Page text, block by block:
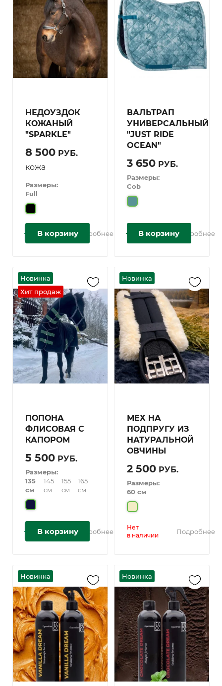
НЕДОУЗДОК
КОЖАНЫЙ
"SPARKLE"
8 500 РУБ.
кожа
Размеры:
Full
В корзинуПодробнее
ВАЛЬТРАП
УНИВЕРСАЛЬНЫЙ
"JUST RIDE
OCEAN"
3 650РУБ.
Размеры:
Cob
В корзинуПодробнее
ПОПОНА
ФЛИСОВАЯ С
КАПОРОМ
5 500 РУБ.
Размеры:
135
см
145
см
155
см
165
см
В корзинуПодробнее
МЕХ НА
ПОДПРУГУ ИЗ
НАТУРАЛЬНОЙ
ОВЧИНЫ
2 500РУБ.
Размеры:
60 см
Нет
в наличии
Подробнее